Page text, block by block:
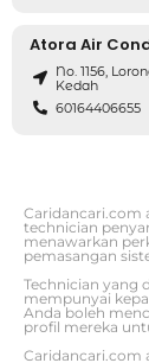
Atora Air
No. 1156,
Kedah
60164406655
Caridancari.com
technician
menawarkan
pemasangan
Technician yang
mempunyai
Anda boleh
profil mereka
Caridancari.com